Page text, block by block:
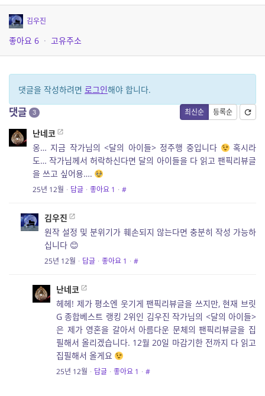
김우진
좋아요 6 · 고유주소
댓글을 작성하려면 로그인해야 합니다.
최신순 등록순
댓글 3
난네코
옹… 지금 작가님의 <달의 아이들> 정주행 중입니다
혹시라
도… 작가님께서 허락하신다면 달의 아이들을 다 읽고 팬픽리뷰글
을 쓰고 싶어용….
25년 12월 · 답글 · 좋아요 1 · #
김우진
원작 설정 및 분위기가 훼손되지 않는다면 충분히 작성 가능하
십니다 😊
25년 12월 · 답글 · 좋아요 1 · #
난네코
헤헤! 제가 평소엔 웃기게 팬픽리뷰글을 쓰지만, 현재 브릿
G 종합베스트 랭킹 2위인 김우진 작가님의 <달의 아이들>
은 제가 영혼을 갈아서 아름다운 문체의 팬픽리뷰글을 집
필해서 올리겠습니다. 12월 20일 마감기한 전까지 다 읽고
집필해서 올게요
25년 12월 · 답글 · 좋아요 1 · #